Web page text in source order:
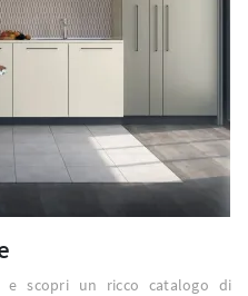
e scopri un ricco catalogo di